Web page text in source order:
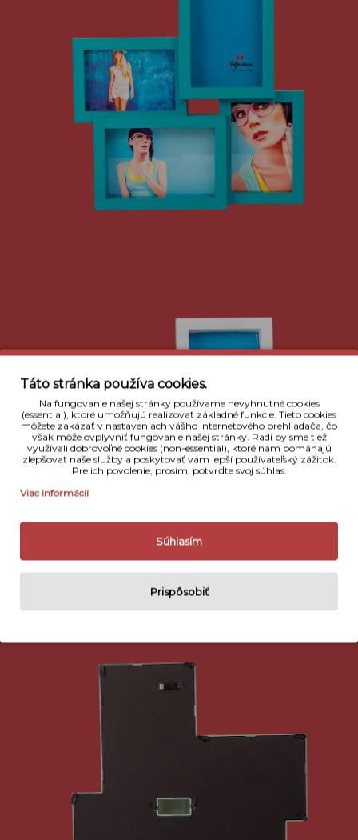
Táto stránka používa cookies.
Na fungovanie našej stránky používame nevyhnutné cookies
(essential), ktoré umožňujú realizovať základné funkcie. Tieto cookies
môžete zakázať v nastaveniach vášho internetového prehliadača, čo
však môže ovplyvniť fungovanie našej stránky. Radi by sme tiež
využívali dobrovoľné cookies (non-essential), ktoré nám pomáhajú
zlepšovať naše služby a poskytovať vám lepší používateľský zážitok.
Pre ich povolenie, prosím, potvrďte svoj súhlas.
Viac informácií
Súhlasím
Prispôsobiť